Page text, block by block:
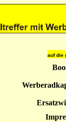
auf die